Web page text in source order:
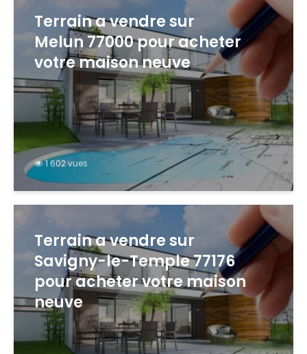
Terrain a vendre sur
Melun 77000 pour acheter
votre maison neuve
1 602 vues
Terrain a vendre sur
Savigny-le-Temple 77176
pour acheter votre maison
neuve